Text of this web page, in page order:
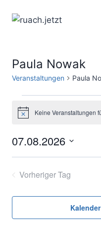
Inhalt
Paula Nowak
Veranstaltungen Paula
7.
August
HinweisKeine Veranstaltungen
07.08.2026
Datum
Vorheriger Tag